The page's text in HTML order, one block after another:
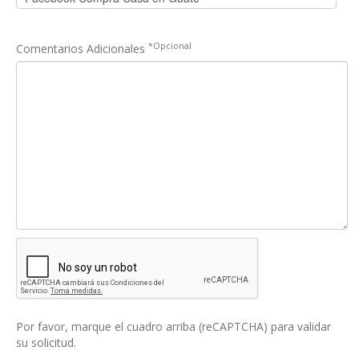
Comentarios Adicionales *Opcional
Por favor, marque el cuadro arriba (reCAPTCHA) para validar
su solicitud.